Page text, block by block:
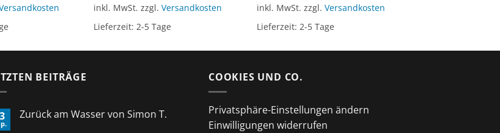
inkl. MwSt. zzgl.Versandkosten
Lieferzeit:2-5 Tage
inkl. MwSt. zzgl. Versandkosten
Lieferzeit: 2-5 Tage
BEITRÄGE
Zurück am Wasser von Simon T.
COOKIES UND CO.
Privatsphäre-Einstellungen ändern
Einwilligungen widerrufen